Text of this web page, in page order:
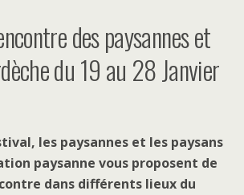
des paysannes et
du 19 au 28 Janvier
les paysannes et les paysans
paysanne vous proposent de
dans différents lieux du